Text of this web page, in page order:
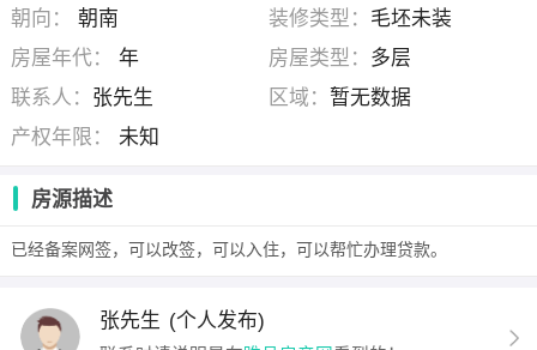
朝向：
朝南 装修类型： 毛坯未装
房屋年代：
年 房屋类型： 多层
联系人： 张先生 区域： 暂无数据
产权年限：
未知
房源描述
已经备案网签，可以改签，可以入住，可以帮忙办理贷款。
张先生 (个人发布)